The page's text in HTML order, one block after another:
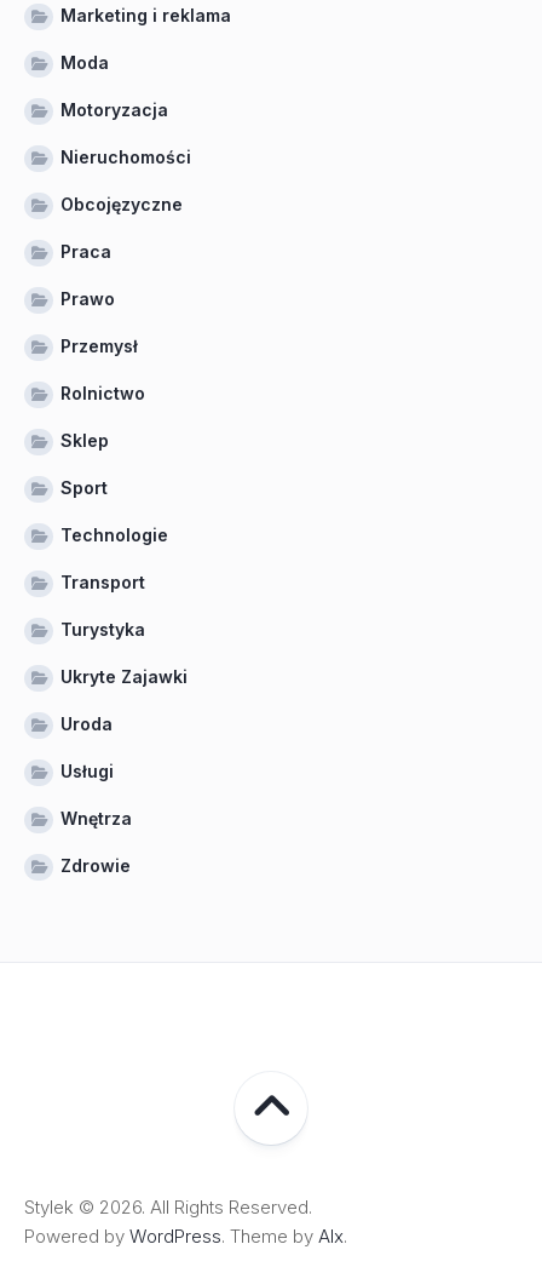
Marketing i reklama
Moda
Motoryzacja
Nieruchomości
Obcojęzyczne
Praca
Prawo
Przemysł
Rolnictwo
Sklep
Sport
Technologie
Transport
Turystyka
Ukryte Zajawki
Uroda
Usługi
Wnętrza
Zdrowie
Stylek © 2026. All Rights Reserved.
Powered by WordPress. Theme by Alx.